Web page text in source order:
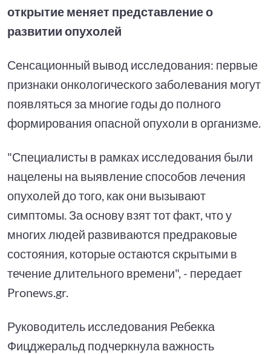
открытие меняет представление о
развитии опухолей
Сенсационный вывод исследования: первые
признаки онкологического заболевания могут
появляться за многие годы до полного
формирования опасной опухоли в организме.
"Специалисты в рамках исследования были
нацелены на выявление способов лечения
опухолей до того, как они вызывают
симптомы. За основу взят тот факт, что у
многих людей развиваются предраковые
состояния, которые остаются скрытыми в
течение длительного времени", - передает
Pronews.gr.
Руководитель исследования Ребекка
Фицджеральд подчеркнула важность